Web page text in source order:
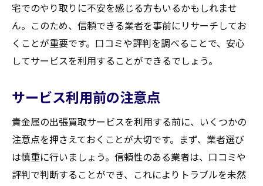
宅でのやり取りに不安を感じる方もいるかもしれませ
ん。このため、信頼できる業者を事前にリサーチしてお
くことが重要です。口コミや評判を調べることで、安心
してサービスを利用することができるでしょう。
サービス利用前の注意点
貴金属の出張買取サービスを利用する前に、いくつかの
注意点を押さえておくことが大切です。まず、業者選び
は慎重に行いましょう。信頼性のある業者は、口コミや
評判で判断することができ、これによりトラブルを未然